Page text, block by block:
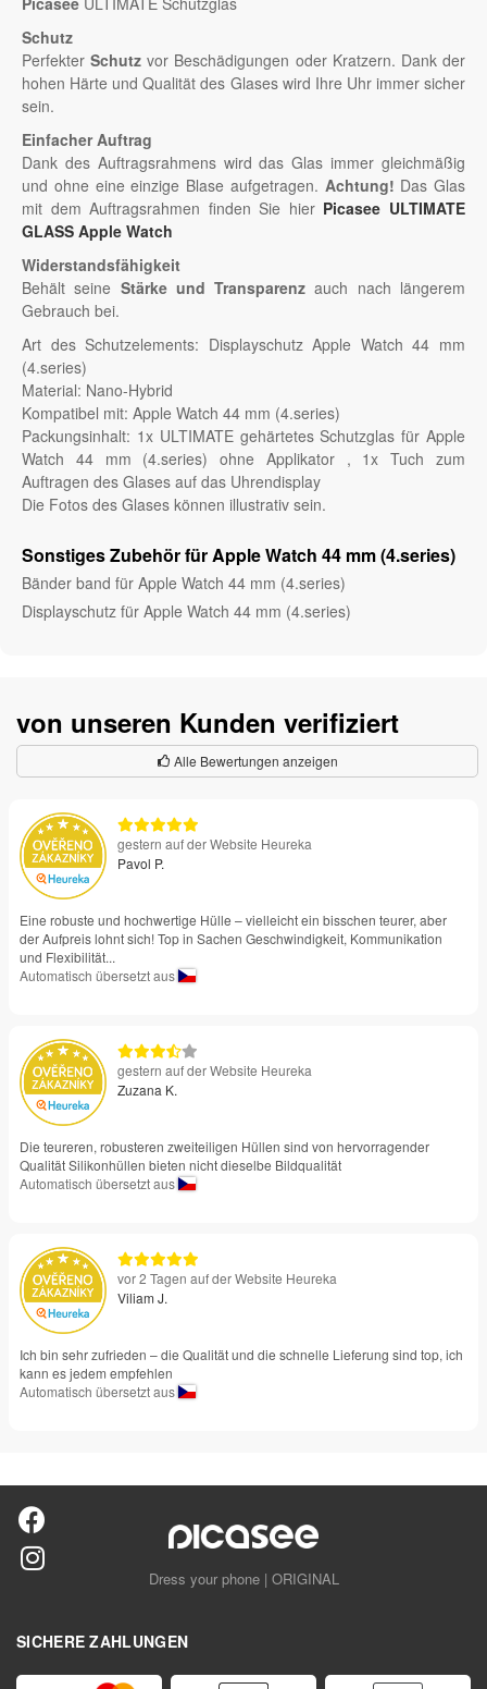
Schutz
PerfekterSchutz vor Beschädigungen oder Kratzern. Dank der
hohen Härte und Qualität des Glases wird Ihre Uhr immer sicher
sein.
Einfacher Auftrag
Dank des Auftragsrahmens wird das Glas immer gleichmäßig
und ohne eine einzige Blase aufgetragen. Achtung! Das Glas
mit dem Auftragsrahmen finden Sie hier Picasee ULTIMATE
GLASS Apple Watch
Widerstandsfähigkeit
Behält seine Stärke und Transparenz auch nach längerem
Gebrauch bei.
Art des Schutzelements: Displayschutz Apple Watch 44 mm
(4.series)
Material: Nano-Hybrid
Kompatibel mit: Apple Watch 44 mm (4.series)
Packungsinhalt: 1x ULTIMATE gehärtetes Schutzglas für Apple
Watch 44 mm (4.series) ohne Applikator , 1x Tuch zum
Auftragen des Glases auf das Uhrendisplay
Die Fotos des Glases können illustrativ sein.
Sonstiges Zubehör für Apple Watch 44 mm (4.series)
Bänder band für Apple Watch 44 mm (4.series)
Displayschutz für Apple Watch 44 mm (4.series)
von unseren Kunden verifiziert
Alle Bewertungen anzeigen
gestern auf der Website Heureka
Pavol P.
Eine robuste und hochwertige Hülle – vielleicht ein bisschen teurer, aber
der Aufpreis lohnt sich! Top in Sachen Geschwindigkeit, Kommunikation
und Flexibilität...
Automatisch übersetzt aus
gestern auf der Website Heureka
Zuzana K.
Die teureren, robusteren zweiteiligen Hüllen sind von hervorragender
Qualität Silikonhüllen bieten nicht dieselbe Bildqualität
Automatisch übersetzt aus
vor 2 Tagen auf der Website Heureka
Viliam J.
Ich bin sehr zufrieden – die Qualität und die schnelle Lieferung sind top, ich
kann es jedem empfehlen
Automatisch übersetzt aus
Dress your phone | ORIGINAL
SICHERE ZAHLUNGEN